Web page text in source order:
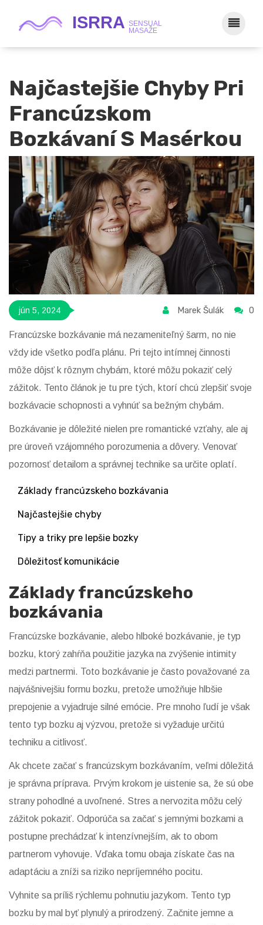
Najčastejšie Chyby Pri
Francúzskom
Bozkávaní S Masérkou
jún 5, 2024 Marek Šulák 0
Francúzske bozkávanie má nezameniteľný šarm, no nie
vždy ide všetko podľa plánu. Pri tejto intímnej činnosti
môže dôjsť k rôznym chybám, ktoré môžu pokaziť celý
zážitok. Tento článok je tu pre tých, ktorí chcú zlepšiť svoje
bozkávacie schopnosti a vyhnúť sa bežným chybám.
Bozkávanie je dôležité nielen pre romantické vzťahy, ale aj
pre úroveň vzájomného porozumenia a dôvery. Venovať
pozornosť detailom a správnej technike sa určite oplatí.
Základy francúzskeho bozkávania
Najčastejšie chyby
Tipy a triky pre lepšie bozky
Dôležitosť komunikácie
Základy francúzskeho
bozkávania
Francúzske bozkávanie, alebo hlboké bozkávanie, je typ
bozku, ktorý zahŕňa použitie jazyka na zvýšenie intimity
medzi partnermi. Toto bozkávanie je často považované za
najvášnivejšiu formu bozku, pretože umožňuje hlbšie
prepojenie a vyjadruje silné emócie. Pre mnoho ľudí je však
tento typ bozku aj výzvou, pretože si vyžaduje určitú
techniku a citlivosť.
Ak chcete začať s francúzskym bozkávaním, veľmi dôležitá
je správna príprava. Prvým krokom je uistenie sa, že sú obe
strany pohodlné a uvoľnené. Stres a nervozita môžu celý
zážitok pokaziť. Odporúča sa začať s jemnými bozkami a
postupne prechádzať k intenzívnejším, ak to obom
partnerom vyhovuje. Vďaka tomu obaja získate čas na
adaptáciu a zníži sa riziko nepríjemného pocitu.
Vyhnite sa príliš rýchlemu pohnutiu jazykom. Tento typ
bozku by mal byť plynulý a prirodzený. Začnite jemne a